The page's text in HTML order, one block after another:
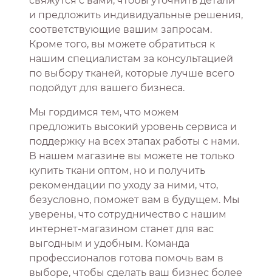
и предложить индивидуальные решения,
соответствующие вашим запросам.
Кроме того, вы можете обратиться к
нашим специалистам за консультацией
по выбору тканей, которые лучше всего
подойдут для вашего бизнеса.
Мы гордимся тем, что можем
предложить высокий уровень сервиса и
поддержку на всех этапах работы с нами.
В нашем магазине вы можете не только
купить ткани оптом, но и получить
рекомендации по уходу за ними, что,
безусловно, поможет вам в будущем. Мы
уверены, что сотрудничество с нашим
интернет-магазином станет для вас
выгодным и удобным. Команда
профессионалов готова помочь вам в
выборе, чтобы сделать ваш бизнес более